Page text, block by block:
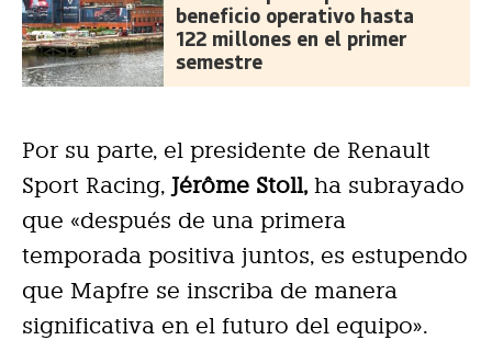
beneficio operativo hasta
122 millones en el primer
semestre
Por su parte, el presidente de Renault
Sport Racing, Jérôme Stoll, ha subrayado
que «después de una primera
temporada positiva juntos, es estupendo
que Mapfre se inscriba de manera
significativa en el futuro del equipo».